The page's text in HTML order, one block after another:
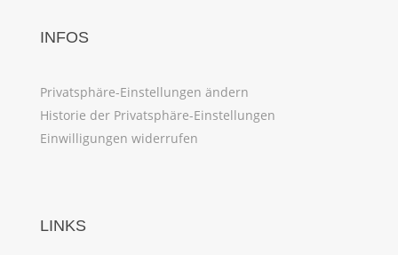
INFOS
Privatsphäre-Einstellungen ändern
Historie der Privatsphäre-Einstellungen
Einwilligungen widerrufen
LINKS